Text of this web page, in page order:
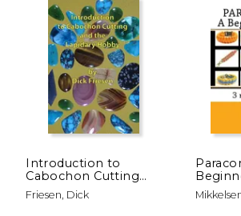
Introduction to
Cabochon Cutting
and the Lapidary
Hobby (en Inglés)
Friesen, Dick
Edition